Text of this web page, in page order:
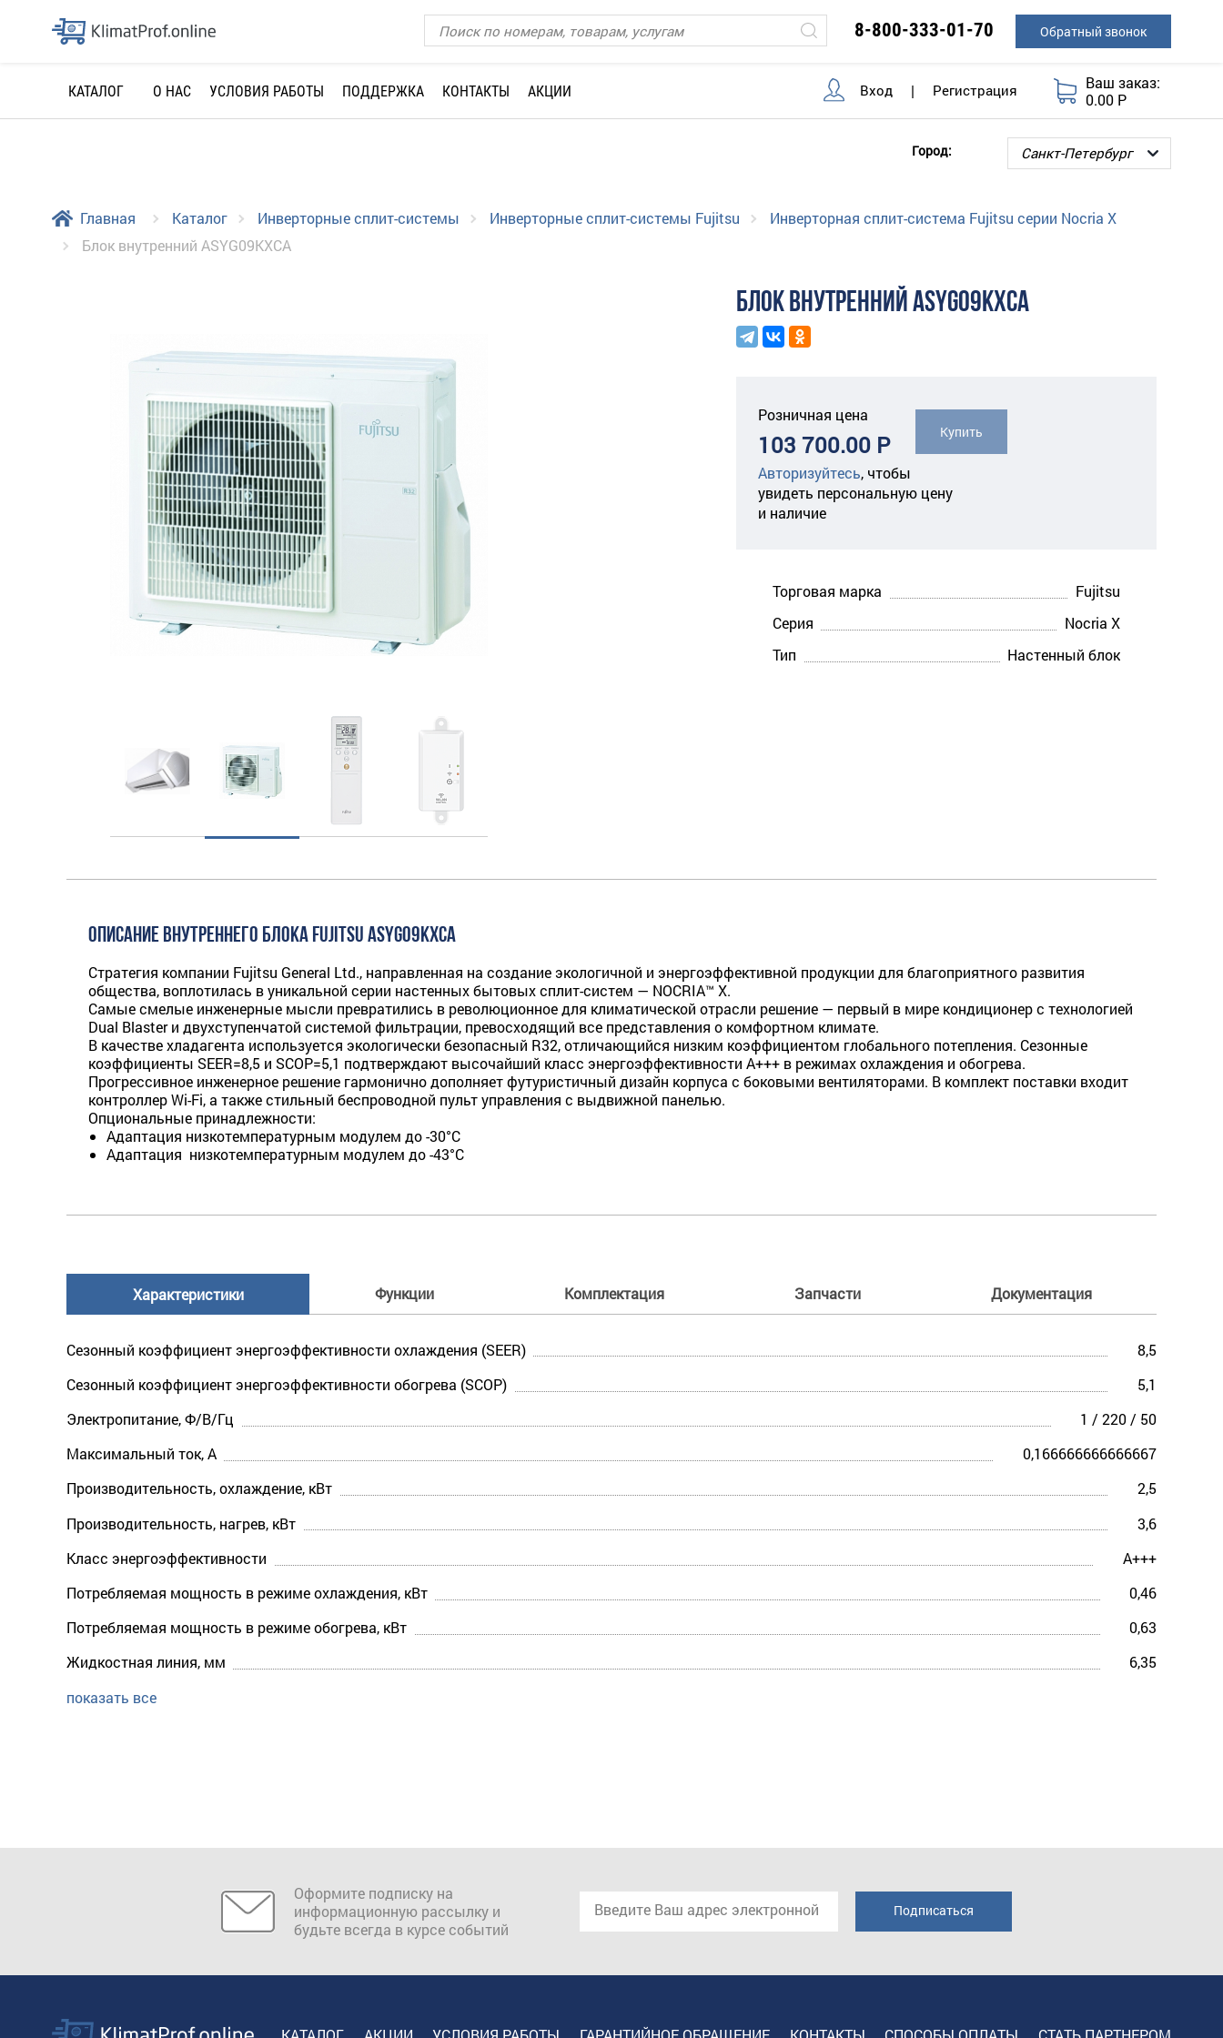
8-800-333-01-70 Обратный звонок
КАТАЛОГ О НАС УСЛОВИЯ РАБОТЫ ПОДДЕРЖКА КОНТАКТЫ АКЦИИ Вход | Регистрация
Ваш заказ:
0.00 Р
Город:
Главная Каталог Инверторные сплит-системы Инверторные сплит-системы Fujitsu
Инверторная сплит-система Fujitsu серии Nocria X
Блок внутренний ASYG09KXCA
БЛОК ВНУТРЕННИЙ ASYG09KXCA
Розничная цена
103 700.00 Р
Авторизуйтесь, чтобы
увидеть персональную цену
и наличие
Купить
Торговая марка
Fujitsu
Серия
Nocria X
Тип
Настенный блок
ОПИСАНИЕ ВНУТРЕННЕГО БЛОКА FUJITSU ASYG09KXCA
Стратегия компании Fujitsu General Ltd., направленная на создание экологичной и энергоэффективной продукции для благо­приятного развития
общества, воплотилась в уникальной серии настенных бытовых сплит-систем — NOCRIA™ X.
Самые смелые инженерные мысли превратились в рево­люционное для климатической отрасли решение — первый в мире кондиционер с технологией
Dual Blaster и двухступенчатой систе­мой фильтрации, превосходящий все представления о комфортном климате.
В качестве хладагента используется экологически безопасный R32, отличающийся низким коэффициентом глобального потепле­ния. Сезонные
коэффициенты SEER=8,5 и SCOP=5,1 подтвержда­ют высочайший класс энергоэффективности А+++ в режимах охлаждения и обогрева.
Прогрессивное инженерное решение гармонично дополняет футуристичный дизайн корпуса с боковыми вентиляторами. В ком­плект поставки входит
контроллер Wi-Fi, а также стильный беспроводной пульт управления с выдвижной панелью.
Опциональные принадлежности:
Адаптация низкотемпературным модулем до -30°С
Адаптация низкотемпературным модулем до -43°С
Характеристики Функции Комплектация Запчасти Документация
Сезонный коэффициент энергоэффективности охлаждения (SEER)
8,5
Сезонный коэффициент энергоэффективности обогрева (SCOP)
5,1
Электропитание, Ф/В/Гц
1 / 220 / 50
Максимальный ток, А
0,166666666666667
Производительность, охлаждение, кВт
2,5
Производительность, нагрев, кВт
3,6
Класс энергоэффективности
A+++
Потребляемая мощность в режиме охлаждения, кВт
0,46
Потребляемая мощность в режиме обогрева, кВт
0,63
Жидкостная линия, мм
6,35
показать все
Оформите подписку на
информационную рассылку и
будьте всегда в курсе событий